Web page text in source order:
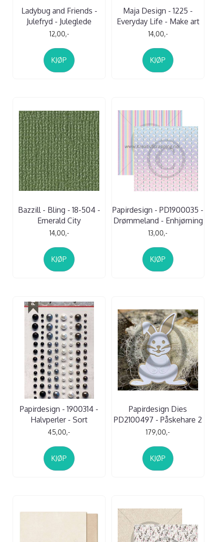
Ladybug and Friends -
Julefryd - Juleglede
12,00,-
KJØP
Maja Design - 1225 -
Everyday Life - Make art
14,00,-
KJØP
Bazzill - Bling - 18-504 -
Emerald City
14,00,-
KJØP
Papirdesign - PD1900035 -
Drømmeland - Enhjørning
13,00,-
KJØP
Papirdesign - 1900314 -
Halvperler - Sort
45,00,-
KJØP
Papirdesign Dies
PD2100497 - Påskehare 2
179,00,-
KJØP